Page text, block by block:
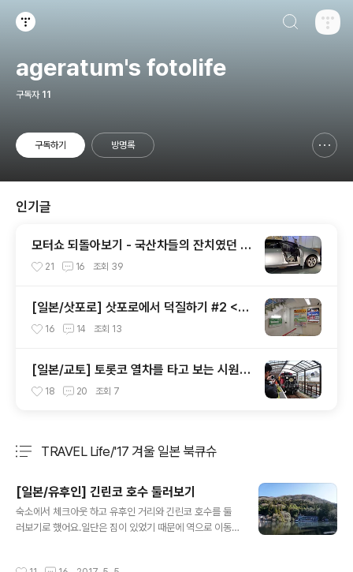
ageratum's fotolife
구독자 11
구독하기 방명록
인기글
모터쇼 되돌아보기 - 국산차들의 잔치였던 2
002 서울모터쇼
21 16 조회 39
[일본/삿포로] 삿포로에서 덕질하기 #2 <애
니메이트 주변>
16 14 조회 13
[일본/교토] 토롯코 열차를 타고 보는 시원한
풍경
18 20 조회 7
TRAVEL Life/'17 겨울 일본 북큐슈
[일본/유후인] 긴린코 호수 둘러보기
숙소에서 체크아웃 하고 유후인 거리와 긴린코 호수를 둘
러보기로 했어요.일단은 짐이 있었기 때문에 역으로 이동